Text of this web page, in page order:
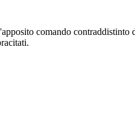
comando